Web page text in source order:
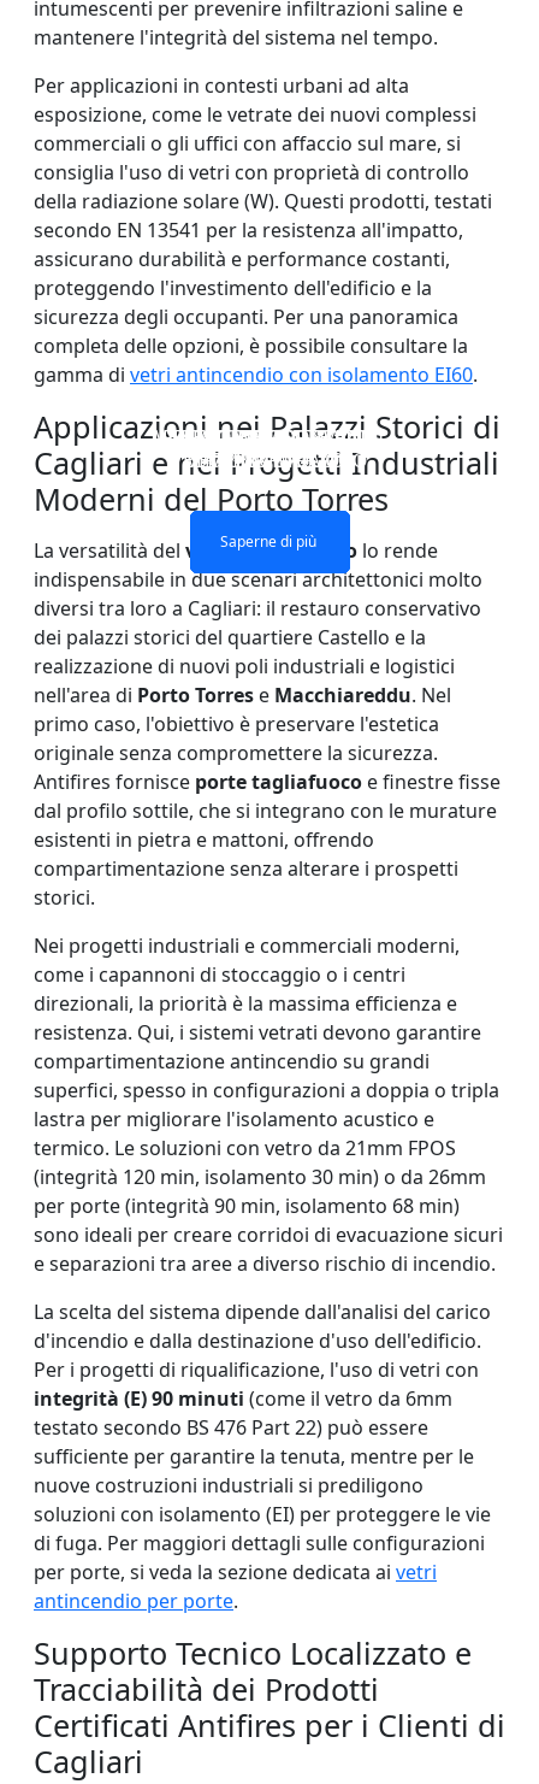
VETRO SINGOLO STRATO
TAGLIAFUOCO
Saperne di più
VETRO TAGLIAFUOCO
DOPPIO STRATO
Saperne di più
FINESTRE E PORTE CON
VETRI ANTIFUOCO
Saperne di più
PARETE DIVISORIA IN
VETRO TAGLIAFUOCO
Saperne di più
intumescenti per prevenire infiltrazioni saline e
mantenere l'integrità del sistema nel tempo.
Per applicazioni in contesti urbani ad alta
esposizione, come le vetrate dei nuovi complessi
commerciali o gli uffici con affaccio sul mare, si
consiglia l'uso di vetri con proprietà di controllo
della radiazione solare (W). Questi prodotti, testati
secondo EN 13541 per la resistenza all'impatto,
assicurano durabilità e performance costanti,
proteggendo l'investimento dell'edificio e la
sicurezza degli occupanti. Per una panoramica
completa delle opzioni, è possibile consultare la
gamma di vetri antincendio con isolamento EI60.
Applicazioni nei Palazzi Storici di
Cagliari e nei Progetti Industriali
Moderni del Porto Torres
La versatilità del vetro antincendio lo rende
indispensabile in due scenari architettonici molto
diversi tra loro a Cagliari: il restauro conservativo
dei palazzi storici del quartiere Castello e la
realizzazione di nuovi poli industriali e logistici
nell'area di Porto Torres e Macchiareddu. Nel
primo caso, l'obiettivo è preservare l'estetica
originale senza compromettere la sicurezza.
Antifires fornisce porte tagliafuoco e finestre fisse
dal profilo sottile, che si integrano con le murature
esistenti in pietra e mattoni, offrendo
compartimentazione senza alterare i prospetti
storici.
Nei progetti industriali e commerciali moderni,
come i capannoni di stoccaggio o i centri
direzionali, la priorità è la massima efficienza e
resistenza. Qui, i sistemi vetrati devono garantire
compartimentazione antincendio su grandi
superfici, spesso in configurazioni a doppia o tripla
lastra per migliorare l'isolamento acustico e
termico. Le soluzioni con vetro da 21mm FPOS
(integrità 120 min, isolamento 30 min) o da 26mm
per porte (integrità 90 min, isolamento 68 min)
sono ideali per creare corridoi di evacuazione sicuri
e separazioni tra aree a diverso rischio di incendio.
La scelta del sistema dipende dall'analisi del carico
d'incendio e dalla destinazione d'uso dell'edificio.
Per i progetti di riqualificazione, l'uso di vetri con
integrità (E) 90 minuti (come il vetro da 6mm
testato secondo BS 476 Part 22) può essere
sufficiente per garantire la tenuta, mentre per le
nuove costruzioni industriali si prediligono
soluzioni con isolamento (EI) per proteggere le vie
di fuga. Per maggiori dettagli sulle configurazioni
per porte, si veda la sezione dedicata ai vetri
antincendio per porte.
Supporto Tecnico Localizzato e
Tracciabilità dei Prodotti
Certificati Antifires per i Clienti di
Cagliari